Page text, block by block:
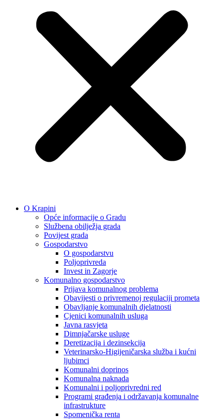
O Krapini
Opće informacije o Gradu
Službena obilježja grada
Povijest grada
Gospodarstvo
O gospodarstvu
Poljoprivreda
Invest in Zagorje
Komunalno gospodarstvo
Prijava komunalnog problema
Obavijesti o privremenoj regulaciji prometa
Obavljanje komunalnih djelatnosti
Cjenici komunalnih usluga
Javna rasvjeta
Dimnjačarske usluge
Deretizacija i dezinsekcija
Veterinarsko-Higijeničarska služba i kućni
ljubimci
Komunalni doprinos
Komunalna naknada
Komunalni i poljoprivredni red
Programi građenja i održavanja komunalne
infrastrukture
Spomenička renta